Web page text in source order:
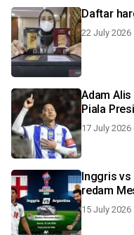
Daftar
22 July 2026
Adam
Piala
17 July 2026
Inggris vs
redam
15 July 2026